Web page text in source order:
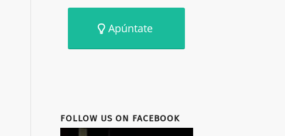
Apúntate
FOLLOW US ON FACEBOOK